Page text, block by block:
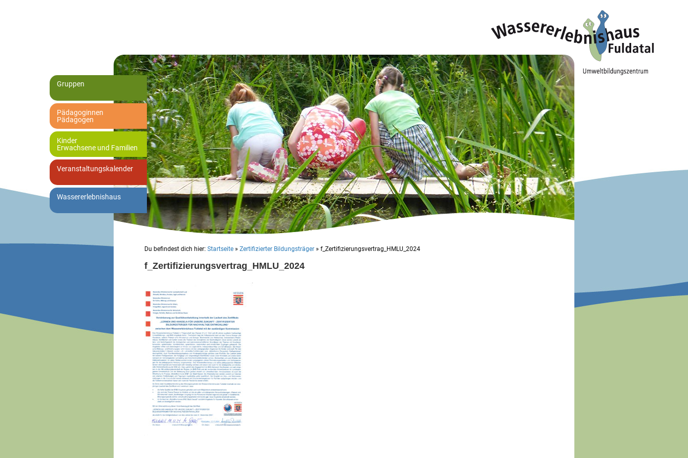
Gruppen
Pädagoginnen
Pädagogen
Kinder
Erwachsene und Familien
Veranstaltungskalender
Wassererlebnishaus
Du befindest dich hier: Startseite » Zertifizierter Bildungsträger » f_Zertifizierungsvertrag_HMLU_2024
f_Zertifizierungsvertrag_HMLU_2024